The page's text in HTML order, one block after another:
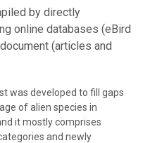
by directly
online databases (eBird
(articles and
was developed to fill gaps
of alien species in
it mostly comprises
and newly